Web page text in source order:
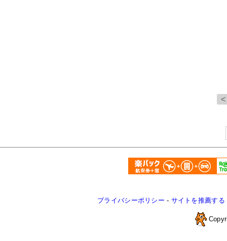
プライバシーポリシー - サイトを推薦する